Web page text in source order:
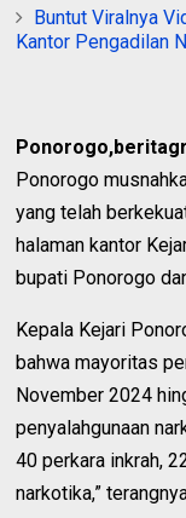
Buntut Viralnya
Kantor Pengadilan
Ponorogo
yang telah
halaman kantor
bupati Ponorogo
Kepala Kejari
bahwa mayoritas
November 2024
penyalahgunaan
40 perkara inkrah,
narkotika,”